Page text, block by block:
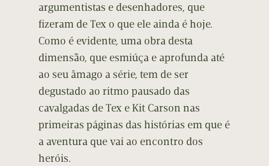
argumentistas e desenhadores, que
fizeram de Tex o que ele ainda é hoje.
Como é evidente, uma obra desta
dimensão, que esmiúça e aprofunda até
ao seu âmago a série, tem de ser
degustado ao ritmo pausado das
cavalgadas de Tex e Kit Carson nas
primeiras páginas das histórias em que é
a aventura que vai ao encontro dos
heróis.